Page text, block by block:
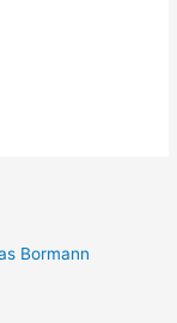
Bormann